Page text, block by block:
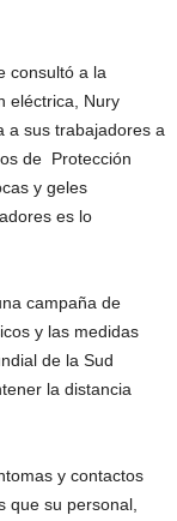
consultó a la
eléctrica, Nury
a sus trabajadores a
de Protección
y geles
es lo
campaña de
y las medidas
de la Sud
la distancia
y contactos
que su personal,